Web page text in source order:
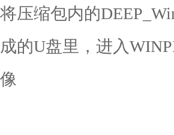
将压缩包内的
成的U盘里，进入
像